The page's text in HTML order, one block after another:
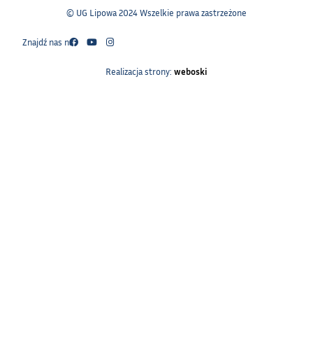
© UG Lipowa 2024 Wszelkie prawa zastrzeżone
Znajdź nas na:
Realizacja strony: weboski